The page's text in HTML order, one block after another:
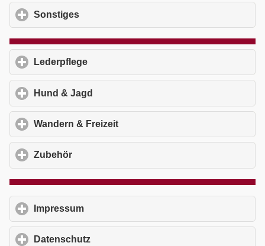
Sonstiges
Lederpflege
Hund & Jagd
Wandern & Freizeit
Zubehör
Impressum
Datenschutz